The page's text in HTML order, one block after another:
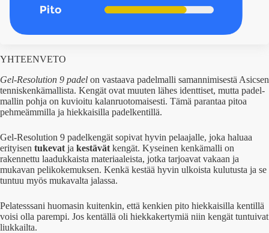
YHTEENVETO
Gel-Resolution 9 padel on vastaava padelmalli samannimisestä Asicsen
tenniskenkämallista. Kengät ovat muuten lähes identtiset, mutta padel-
mallin pohja on kuvioitu kalanruotomaisesti. Tämä parantaa pitoa
pehmeämmilla ja hiekkaisilla padelkentillä.
Gel-Resolution 9 padelkengät sopivat hyvin pelaajalle, joka haluaa
erityisen tukevat ja kestävät kengät. Kyseinen kenkämalli on
rakennettu laadukkaista materiaaleista, jotka tarjoavat vakaan ja
mukavan pelikokemuksen. Kenkä kestää hyvin ulkoista kulutusta ja se
tuntuu myös mukavalta jalassa.
Pelatesssani huomasin kuitenkin, että kenkien pito hiekkaisilla kentillä
voisi olla parempi. Jos kentällä oli hiekkakertymiä niin kengät tuntuivat
liukkailta.